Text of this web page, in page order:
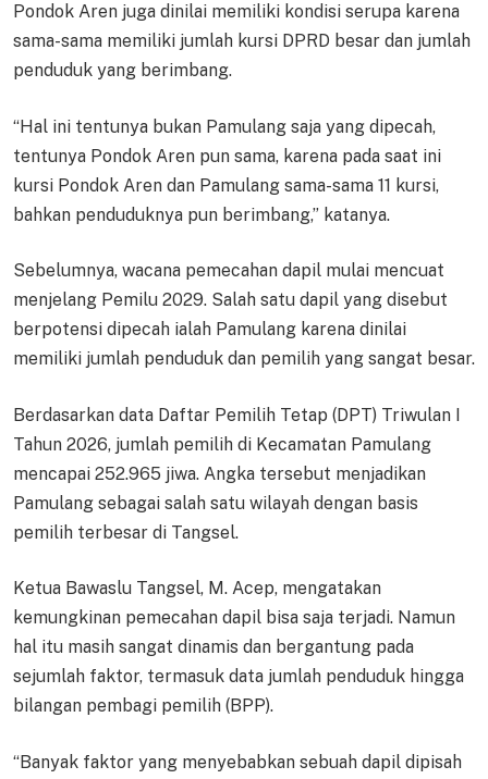
Pondok Aren juga dinilai memiliki kondisi serupa karena
sama-sama memiliki jumlah kursi DPRD besar dan jumlah
penduduk yang berimbang.
“Hal ini tentunya bukan Pamulang saja yang dipecah,
tentunya Pondok Aren pun sama, karena pada saat ini
kursi Pondok Aren dan Pamulang sama-sama 11 kursi,
bahkan penduduknya pun berimbang,” katanya.
Sebelumnya, wacana pemecahan dapil mulai mencuat
menjelang Pemilu 2029. Salah satu dapil yang disebut
berpotensi dipecah ialah Pamulang karena dinilai
memiliki jumlah penduduk dan pemilih yang sangat besar.
Berdasarkan data Daftar Pemilih Tetap (DPT) Triwulan I
Tahun 2026, jumlah pemilih di Kecamatan Pamulang
mencapai 252.965 jiwa. Angka tersebut menjadikan
Pamulang sebagai salah satu wilayah dengan basis
pemilih terbesar di Tangsel.
Ketua Bawaslu Tangsel, M. Acep, mengatakan
kemungkinan pemecahan dapil bisa saja terjadi. Namun
hal itu masih sangat dinamis dan bergantung pada
sejumlah faktor, termasuk data jumlah penduduk hingga
bilangan pembagi pemilih (BPP).
“Banyak faktor yang menyebabkan sebuah dapil dipisah